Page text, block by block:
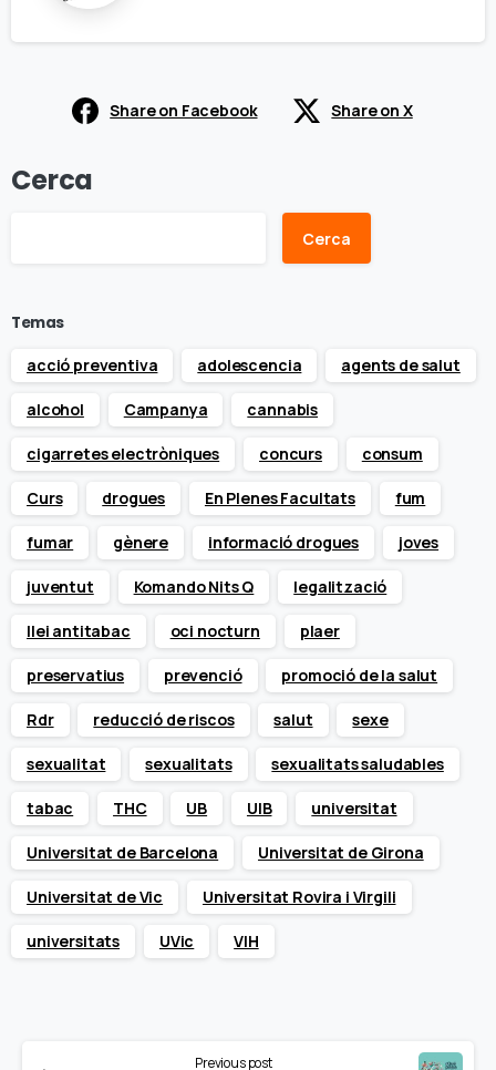
Share on Facebook Share on X
Cerca
Cerca
Temas
acció preventiva
adolescencia agents de salut
alcohol Campanya cannabis
cigarretes electròniques concurs consum
Curs drogues En Plenes Facultats fum
fumar gènere informació drogues joves
juventut Komando Nits Q legalització
llei antitabac oci nocturn plaer
preservatius prevenció promoció de la salut
Rdr reducció de riscos salut sexe
sexualitat sexualitats sexualitats saludables
tabac THC UB UIB universitat
Universitat de Barcelona Universitat de Girona
Universitat de Vic Universitat Rovira i Virgili
universitats UVic VIH
Previous post